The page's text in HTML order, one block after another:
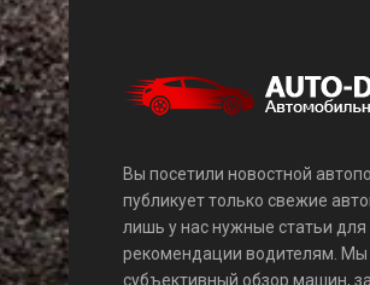
Вы посетили новостной
публикует только свежие
лишь у нас нужные статьи
рекомендации водителям.
субъективный обзор машин,